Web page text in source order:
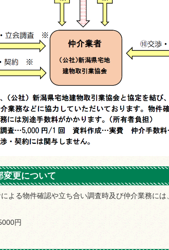
変更について
よる物件確認や立ち合い調査時及び仲介業務には
円